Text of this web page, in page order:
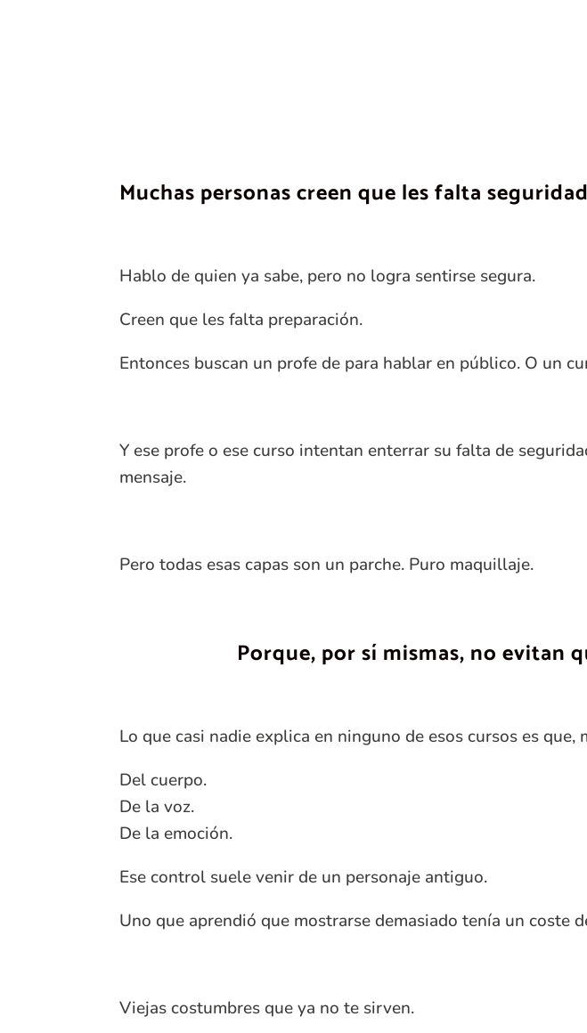
Muchas personas creen que les falta
Hablo de quien ya sabe, pero no logra sentirse segura.
Creen que les falta preparación.
Entonces buscan un profe de para hablar en público. O un
Y ese profe o ese curso intentan enterrar su falta de
mensaje.
Pero todas esas capas son un parche. Puro maquillaje.
Porque, por sí mismas, no evitan
Lo que casi nadie explica en ninguno de esos cursos es
Del cuerpo.
De la voz.
De la emoción.
Ese control suele venir de un personaje antiguo.
Uno que aprendió que mostrarse demasiado tenía un coste
Viejas costumbres que ya no te sirven.